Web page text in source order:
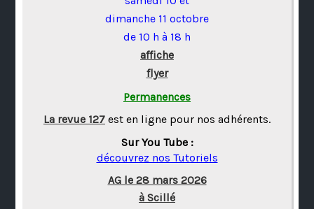
dimanche 11 octobre
de 10 h à 18 h
affiche
flyer
Permanences
La revue 127 est en ligne pour nos adhérents.
Sur You Tube :
découvrez nos Tutoriels
AG le 28 mars 2026
à Scillé